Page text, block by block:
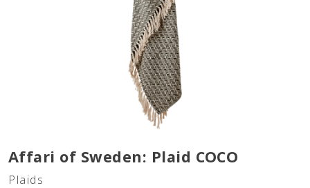
Affari of Sweden: Plaid COCO
Plaids